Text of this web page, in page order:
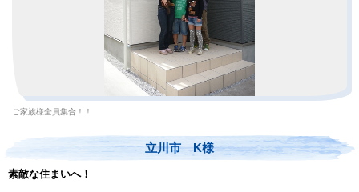
ご家族様全員集合！！
立川市 K様
素敵な住まいへ！